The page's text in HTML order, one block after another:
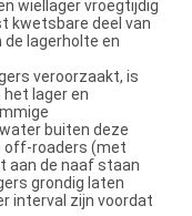
wiellager vroegtijdig
kwetsbare deel van
de lagerholte en
veroorzaakt, is
lager en
buiten deze
off-roaders (met
aan de naaf staan
grondig laten
interval zijn voordat